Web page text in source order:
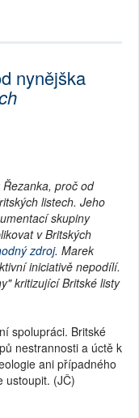
nynějška
proč od
listech. Jeho
skupiny
v Britských
zdroj. Marek
iniciativě nepodílí.
kritizující Britské listy
spolupráci. Britské
nestrannosti a úctě k
ani případného
ustoupit. (JČ)